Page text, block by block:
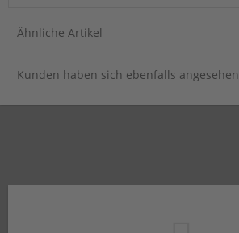
Ähnliche Artikel
Kunden haben sich ebenfalls angesehen